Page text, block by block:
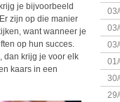
je bijvoorbeeld
zijn op die manier
want wanneer je
op hun succes.
dan krijg je voor elk
kaars in een
+